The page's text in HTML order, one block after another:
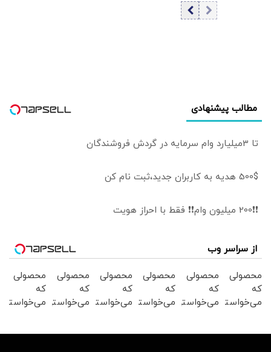
در تلاش برای
کاهش تنش
باشید/ بهترین
دریاچه‌های نزدیک
مطالب پیشنهادی
تا 3میلیارد وام سرمایه در گردش فروشندگان
500$ هدیه به کاربران جدید،ثبت نام کن
❗❗200 میلیون وام❗❗ فقط با احراز هویت
از سراسر وب
محصولی
که
می‌خواستی
محصولی
که
می‌خواستی
محصولی
که
می‌خواستی
محصولی
که
می‌خواستی
محصولی
که
می‌خواستی
محصولی
که
می‌خواستی